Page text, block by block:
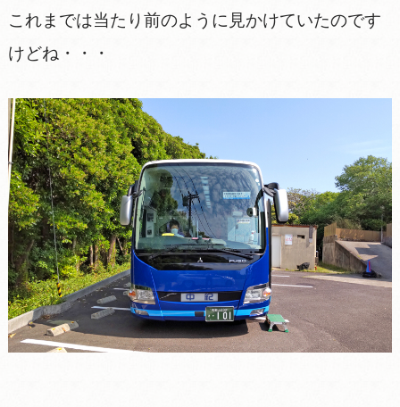
これまでは当たり前のように見かけていたのです
けどね・・・